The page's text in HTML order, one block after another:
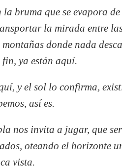
bruma que se evapora
la mirada entre
donde nada
ya están aquí.
y el sol lo confirma,
así es.
nos invita a jugar, que
oteando el horizonte
vista.